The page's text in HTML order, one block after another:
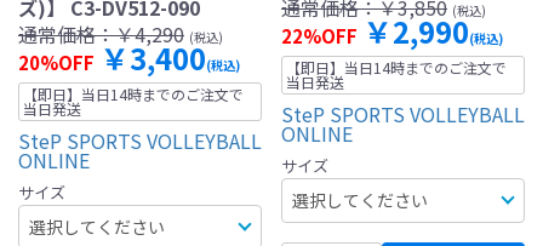
ズ)】 C3-DV512-090
通常価格：￥4,290 (税込)
20%OFF ￥3,400(税込)
【即日】当日14時までのご注文で
当日発送
SteP SPORTS VOLLEYBALL
ONLINE
サイズ
通常価格：￥3,850 (税込)
22%OFF ￥2,990(税込)
【即日】当日14時までのご注文で
当日発送
SteP SPORTS VOLLEYBALL
ONLINE
サイズ